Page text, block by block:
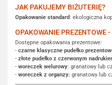
JAK PAKUJEMY BIŻUTERIĘ?
Opakowanie standard: ekologiczna
OPAKOWANIE PREZENTOWE
Dostępne opakowania prezentowe:
- czarne klasyczne pudełko
- złote pudełko z czerwonym
- woreczek welurowy: granatowy lub
- woreczek z organzy: granatowy lub